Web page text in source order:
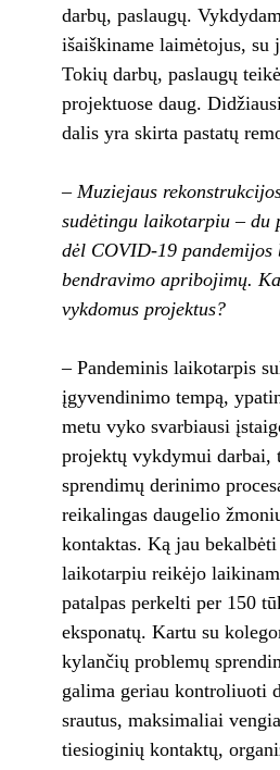
darbų, paslaugų.
išaiškiname laimėtojus, su
Tokių darbų, paslaugų
projektuose daug.
dalis yra skirta pastatų
– Muziejaus
sudėtingu laikotarpiu – du
dėl COVID-19
bendravimo apribojimų.
vykdomus projektus?
– Pandeminis laikotarpis
įgyvendinimo tempą,
metu vyko svarbiausi
projektų vykdymui darbai,
sprendimų derinimo
reikalingas daugelio
kontaktas. Ką jau
laikotarpiu reikėjo
patalpas perkelti per 150
eksponatų. Kartu su
kylančių problemų
galima geriau kontroliuoti
srautus, maksimaliai
tiesioginių kontaktų,